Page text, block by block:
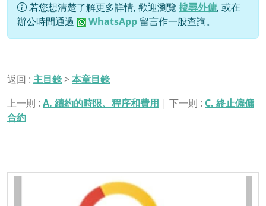
若您想清楚了解更多詳情, 歡迎瀏覽 搜尋外傭, 或在
辦公時間通過
WhatsApp 留言作一般查詢。
返回 : 主目錄>本章目錄
上一則 : A. 續約的時限、程序和費用 | 下一則 : C. 終止僱傭
合約